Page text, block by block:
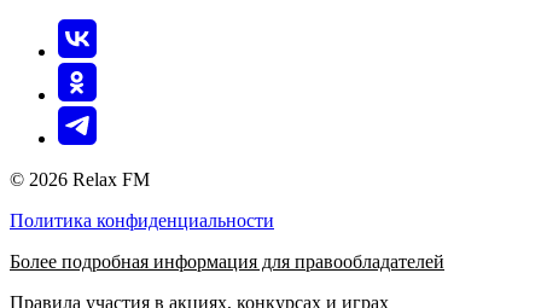
© 2026 Relax FM
Политика конфиденциальности
Более подробная информация для правообладателей
Правила участия в акциях, конкурсах и играх